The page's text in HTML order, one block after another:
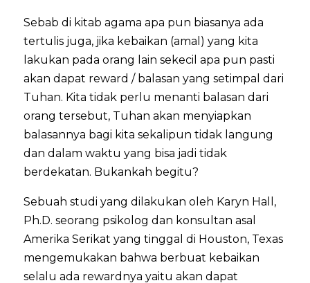
Sebab di kitab agama apa pun biasanya ada
tertulis juga, jika kebaikan (amal) yang kita
lakukan pada orang lain sekecil apa pun pasti
akan dapat reward / balasan yang setimpal dari
Tuhan. Kita tidak perlu menanti balasan dari
orang tersebut, Tuhan akan menyiapkan
balasannya bagi kita sekalipun tidak langung
dan dalam waktu yang bisa jadi tidak
berdekatan. Bukankah begitu?
Sebuah studi yang dilakukan oleh Karyn Hall,
Ph.D. seorang psikolog dan konsultan asal
Amerika Serikat yang tinggal di Houston, Texas
mengemukakan bahwa berbuat kebaikan
selalu ada rewardnya yaitu akan dapat